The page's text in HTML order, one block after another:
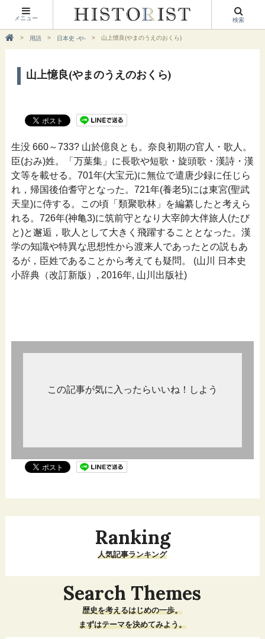
メニュー 検索
用語 日本史 -や- 山上憶良(やまのうえのおくら)
山上憶良(やまのうえのおくら)
生没 660～733? 山於億良とも。奈良初期の官人・歌人。
臣(おみ)姓。「万葉集」に長歌や短歌・旋頭歌・漢詩・漢
文等を載せる。701年(大宝元)に無位で遣唐少録に任じら
れ，帰国後伯耆守となった。721年(養老5)には東宮(聖武
天皇)に侍する。この頃「類聚歌林」を編纂したと考えら
れる。726年(神亀3)に筑前守となり大宰帥大伴旅人(たび
と)と邂逅，歌人として大きく飛躍することとなった。漢
学の知識や特異な思想性から渡来人であったとの説もあ
るが，臣姓であることから考えても疑問。 (山川 日本史
小辞典（改訂新版）, 2016年, 山川出版社)
この記事が気に入ったらいいね！しよう
Ranking
人気記事ランキング
Search Themes
歴史を考えるはじめの一歩。
まずはテーマを決めてみよう。